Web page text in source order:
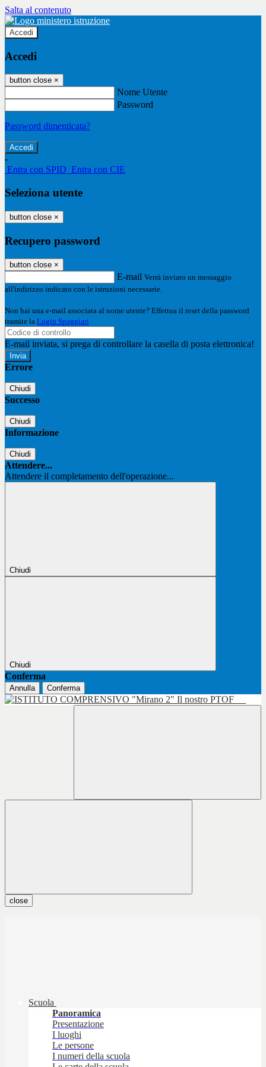
Salta al contenuto
Accedi
Accedi
button close ×
Nome Utente
Password
Password dimenticata?
-
Entra con SPID Entra con CIE
Seleziona utente
button close ×
Recupero password
button close ×
E-mail Verrà inviato un messaggio
all'indirizzo indicato con le istruzioni necessarie.
Non hai una e-mail associata al nome utente? Effettua il reset della password
tramite la Login Spaggiari
E-mail inviata, si prega di controllare la casella di posta elettronica!
Errore
Chiudi
Successo
Chiudi
Informazione
Chiudi
Attendere...
Attendere il completamento dell'operazione...
Chiudi
Chiudi
Conferma
Annulla Conferma
Il nostro PTOF
close
Scuola
Panoramica
Presentazione
I luoghi
Le persone
I numeri della scuola